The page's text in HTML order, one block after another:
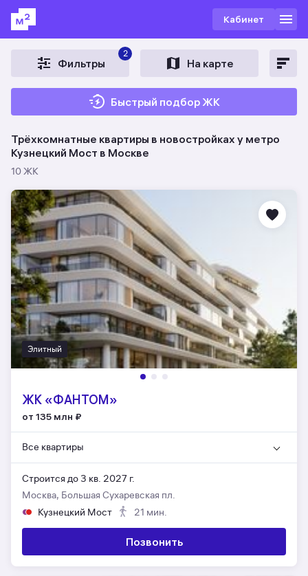
Кабинет
Фильтры
2
На карте
Быстрый подбор ЖК
Трёхкомнатные квартиры в новостройках у метро
Кузнецкий Мост в Москве
10 ЖК
Элитный
ЖК «ФАНТОМ»
от 135 млн ₽
Все квартиры
Строится до 3 кв. 2027 г.
Москва, Большая Сухаревская пл.
Кузнецкий Мост
21 мин.
Позвонить